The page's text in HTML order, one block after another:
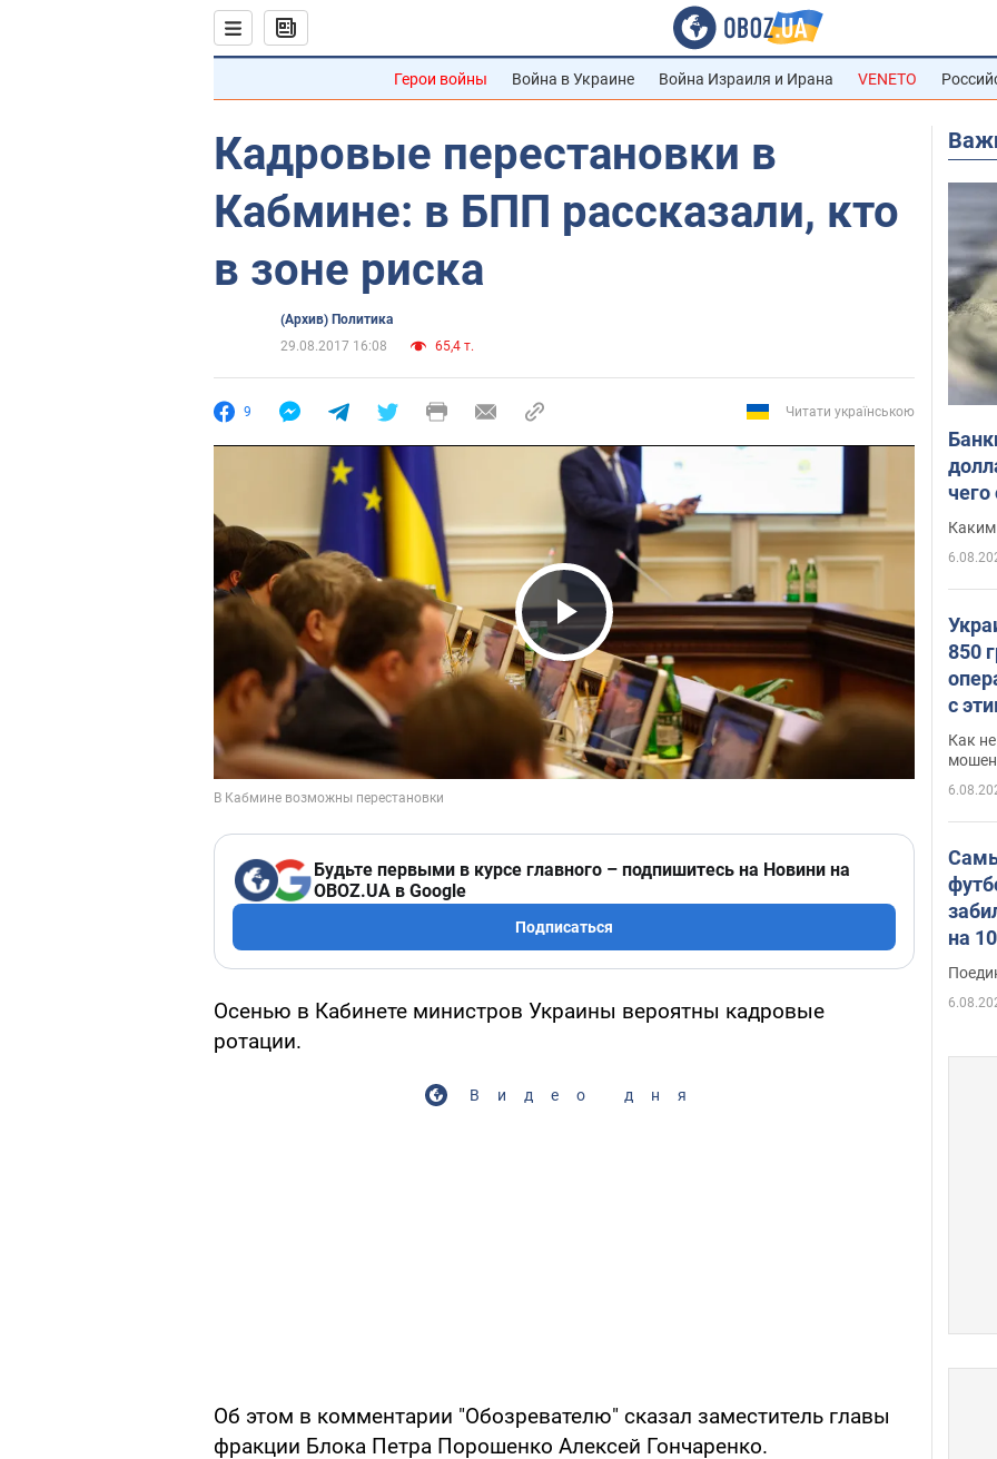
Герои войны Война в Украине Война Израиля и Ирана VENETO
Кадровые перестановки в
Кабмине: в БПП рассказали, кто
в зоне риска
(Архив) Политика
29.08.2017 16:08
65,4 т.
9 Читати українською
Play Video
Будьте первыми в курсе главного – подпишитесь на Новини на
OBOZ.UA в Google
Подписаться
Осенью в Кабинете министров Украины вероятны кадровые
ротации.
Видео дня
Об этом в комментарии "Обозревателю" сказал заместитель главы
фракции Блока Петра Порошенко Алексей Гончаренко.
Каким
850
с
Как
на